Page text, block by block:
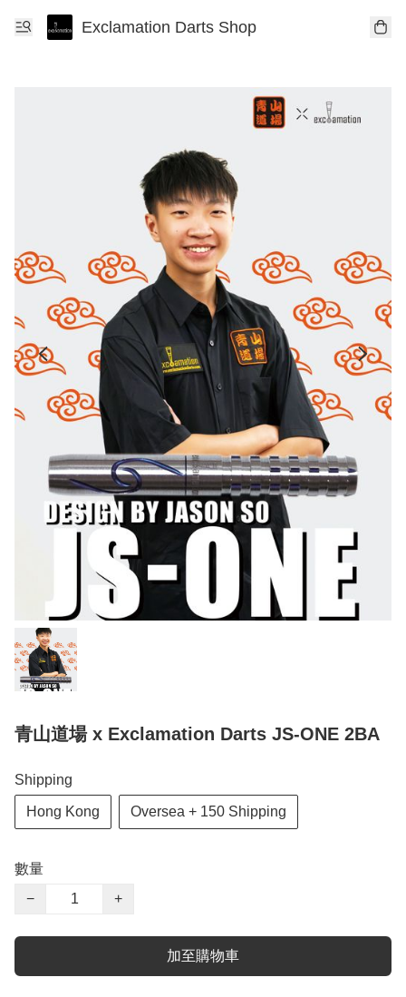
Exclamation Darts Shop
青山道場 x Exclamation Darts JS-ONE 2BA
Shipping
Hong Kong Oversea + 150 Shipping
數量
−
+
加至購物車